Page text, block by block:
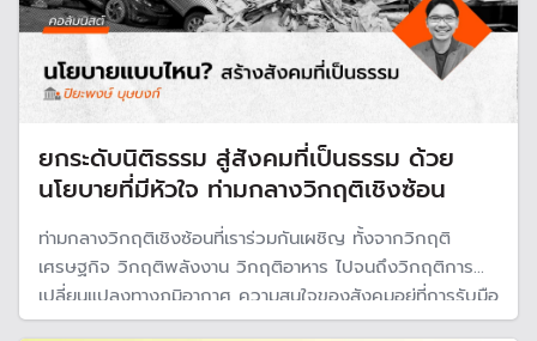
ยกระดับนิติธรรม สู่สังคมที่เป็นธรรม ด้วย
นโยบายที่มีหัวใจ ท่ามกลางวิกฤติเชิงซ้อน
ท่ามกลางวิกฤติเชิงซ้อนที่เราร่วมกันเผชิญ ทั้งจากวิกฤติ
เศรษฐกิจ วิกฤติพลังงาน วิกฤติอาหาร ไปจนถึงวิกฤติการ
เปลี่ยนแปลงทางภูมิอากาศ ความสนใจของสังคมอยู่ที่การรับมือ
ของปัญหาตรงหน้าที่รุมเร้า